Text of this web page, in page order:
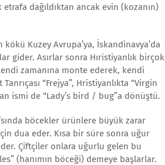
dağıldıktan ancak evin (kozanın)
Kuzey Avrupa’ya, İskandinavya’da
gider. Asırlar sonra Hıristiyanlık birçok
zamanına monte ederek, kendi
“Frejya”, Hristiyanlıkta “Virgin
ismi de “Lady’s bird / bug”a dönüştü.
böcekler ürünlere büyük zarar
dua eder. Kısa bir süre sonra uğur
Çiftçiler onlara uğurlu gelen bu
(hanımın böceği) demeye başlarlar.